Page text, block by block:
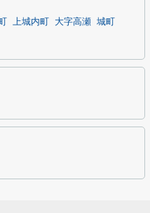
上城内町 大字高瀬
城町